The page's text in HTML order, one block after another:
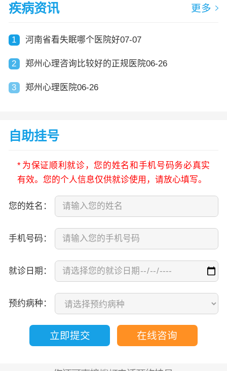
疾病资讯 更多
1 河南省看失眠哪个医院好07-07
2 郑州心理咨询比较好的正规医院06-26
3 郑州心理医院06-26
自助挂号
* 为保证顺利就诊，您的姓名和手机号码务必真实
有效。您的个人信息仅供就诊使用，请放心填写。
您的姓名：
手机号码：
就诊日期：
预约病种：
立即提交 在线咨询